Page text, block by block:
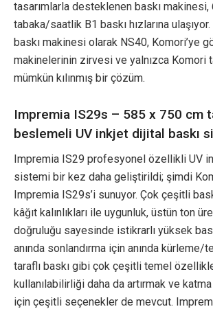
tasarımlarla desteklenen baskı makinesi,
tabaka/saatlik B1 baskı hızlarına
baskı makinesi olarak NS40, Komori’ye
makinelerinin zirvesi ve yalnızca Komori
mümkün kılınmış bir çözüm.
Impremia IS29s – 585 x 750 cm
beslemeli UV inkjet dijital baskı
Impremia IS29 profesyonel özellikli UV
sistemi bir kez daha geliştirildi; şimdi
Impremia IS29s’i sunuyor. Çok çeşitli
kâğıt kalınlıkları ile uygunluk, üstün ton
doğruluğu sayesinde istikrarlı yüksek
anında sonlandırma için anında
taraflı baskı gibi çok çeşitli temel
kullanılabilirliği daha da artırmak ve
için çeşitli seçenekler de mevcut.